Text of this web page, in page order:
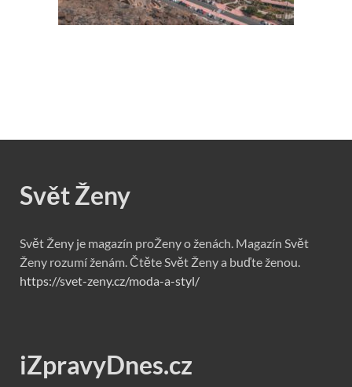
Svět Ženy
Svět Ženy je magazín proŽeny o ženách. Magazín Svět
Ženy rozumí ženám. Čtěte Svět Ženy a buďte ženou.
https://svet-zeny.cz/moda-a-styl/
iZpravyDnes.cz